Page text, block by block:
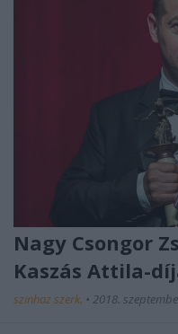
Nagy Csongor
Kaszás Attila-
szinhaz szerk. • 2018.